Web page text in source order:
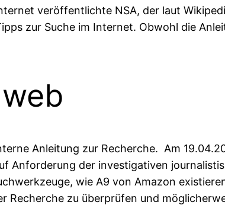
veröffentlichte NSA, der laut
zur Suche im Internet. Obwohl die
Anleitung zur Recherche. Am
Anforderung der investigativen
wie A9 von Amazon
Recherche zu überprüfen und